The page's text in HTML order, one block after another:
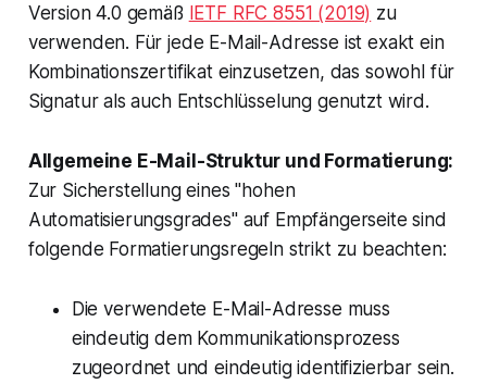
Version 4.0 gemäß IETF RFC 8551 (2019) zu
verwenden. Für jede E-Mail-Adresse ist exakt ein
Kombinationszertifikat einzusetzen, das sowohl für
Signatur als auch Entschlüsselung genutzt wird.
Allgemeine E-Mail-Struktur und Formatierung:
Zur Sicherstellung eines "hohen
Automatisierungsgrades" auf Empfängerseite sind
folgende Formatierungsregeln strikt zu beachten:
Die verwendete E-Mail-Adresse muss
eindeutig dem Kommunikationsprozess
zugeordnet und eindeutig identifizierbar sein.